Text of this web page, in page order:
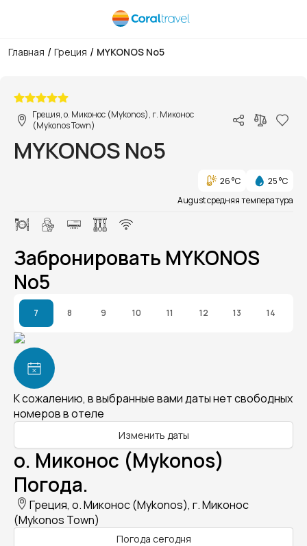
Главная / Греция / MYKONOS No5
Греция, о. Миконос (Mykonos), г. Миконос
(Mykonos Town)
MYKONOS No5
26 °C
25 °C
August средняя температура
Забронировать MYKONOS
No5
7 8 9 10 11 12 13 14
К сожалению, в выбранные вами даты нет свободных
номеров в отеле
Изменить даты
о. Миконос (Mykonos)
Погода.
Греция, о. Миконос (Mykonos), г. Миконос
(Mykonos Town)
Погода сегодня